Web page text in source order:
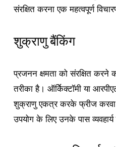
संरक्षित करना एक महत्वपूर्ण
शुक्राणु बैंकिंग
प्रजनन क्षमता को संरक्षित
तरीका है। ऑर्किेक्टॉमी या
शुक्राणु एकत्र करके फ्रीज
उपयोग के लिए उनके पास